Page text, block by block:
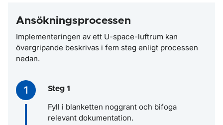
Ansökningsprocessen
Implementeringen av ett U-space-luftrum kan
övergripande beskrivas i fem steg enligt processen
nedan.
Steg 1
Fyll i blanketten noggrant och bifoga
relevant dokumentation.